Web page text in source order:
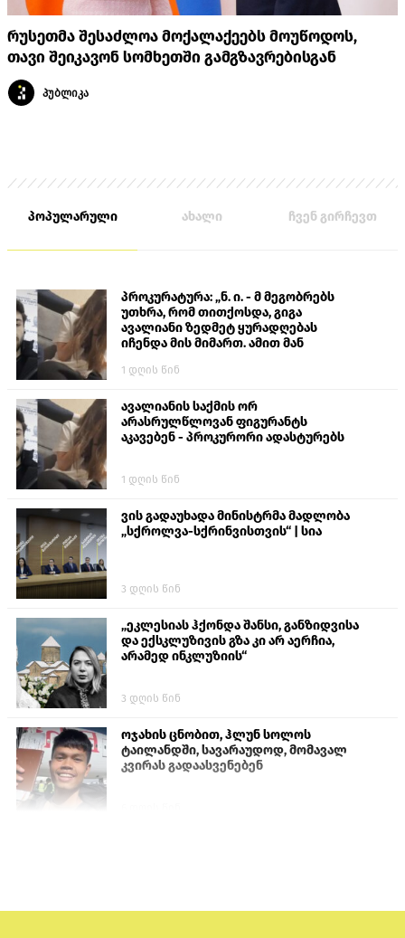
რუსეთმა შესაძლოა მოქალაქეებს მოუწოდოს,
თავი შეიკავონ სომხეთში გამგზავრებისგან
პუბლიკა
პოპულარული ახალი ჩვენ გირჩევთ
პროკურატურა: „ნ. ი. - მ მეგობრებს
უთხრა, რომ თითქოსდა, გიგა
ავალიანი ზედმეტ ყურადღებას
იჩენდა მის მიმართ. ამით მან
თავს დასხმოდა გიგა ავალიანს“
1 დღის წინ
ავალიანის საქმის ორ
არასრულწლოვან ფიგურანტს
აკავებენ - პროკურორი ადასტურებს
1 დღის წინ
ვის გადაუხადა მინისტრმა მადლობა
„სქროლვა-სქრინვისთვის“ | სია
3 დღის წინ
„ეკლესიას ჰქონდა შანსი, განზიდვისა
და ექსკლუზივის გზა კი არ აერჩია,
არამედ ინკლუზიის“
3 დღის წინ
ოჯახის ცნობით, ჰლუნ სოლოს
ტაილანდში, სავარაუდოდ, მომავალ
კვირას გადაასვენებენ